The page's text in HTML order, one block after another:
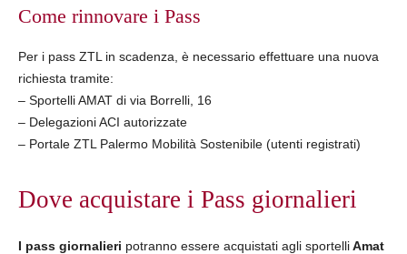
Come rinnovare i Pass
Per i pass ZTL in scadenza, è necessario effettuare una nuova
richiesta tramite:
– Sportelli AMAT di via Borrelli, 16
– Delegazioni ACI autorizzate
– Portale ZTL Palermo Mobilità Sostenibile (utenti registrati)
Dove acquistare i Pass giornalieri
I pass giornalieri potranno essere acquistati agli sportelliAmat